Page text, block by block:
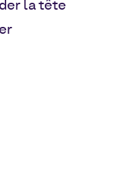
la tête